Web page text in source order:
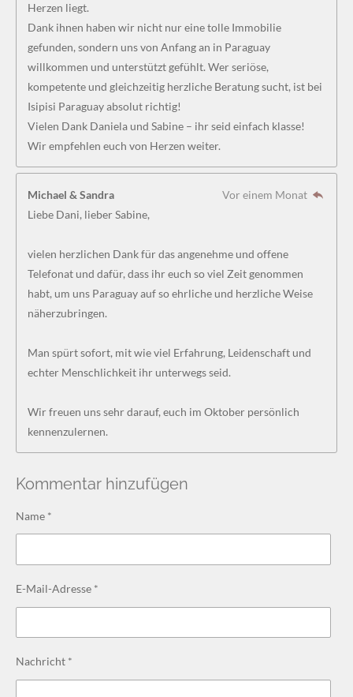
Herzen liegt.
Dank ihnen haben wir nicht nur eine tolle Immobilie
gefunden, sondern uns von Anfang an in Paraguay
willkommen und unterstützt gefühlt. Wer seriöse,
kompetente und gleichzeitig herzliche Beratung sucht, ist bei
Isipisi Paraguay absolut richtig!
Vielen Dank Daniela und Sabine – ihr seid einfach klasse!
Wir empfehlen euch von Herzen weiter.
Michael & Sandra
Vor einem Monat
Liebe Dani, lieber Sabine,
vielen herzlichen Dank für das angenehme und offene
Telefonat und dafür, dass ihr euch so viel Zeit genommen
habt, um uns Paraguay auf so ehrliche und herzliche Weise
näherzubringen.
Man spürt sofort, mit wie viel Erfahrung, Leidenschaft und
echter Menschlichkeit ihr unterwegs seid.
Wir freuen uns sehr darauf, euch im Oktober persönlich
kennenzulernen.
Kommentar hinzufügen
Name *
E-Mail-Adresse *
Nachricht *